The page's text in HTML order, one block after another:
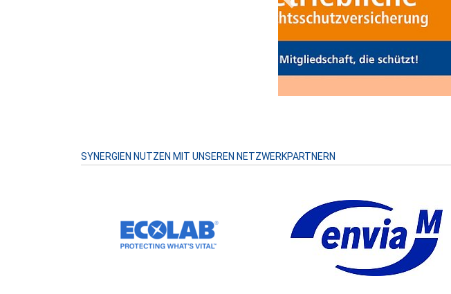
Previous
SYNERGIEN NUTZEN MIT UNSEREN NETZWERKPARTNERN